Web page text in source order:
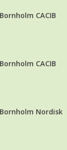
CACIB
CACIB
Nordisk